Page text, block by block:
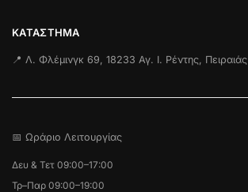
ΚΑΤΆΣΤΗΜΑ
📍 Λ. Φλέμινγκ 69, 18233 Αγ. Ι. Ρέντης, Πειραιάς
📅 Ωράριο Λειτουργίας
Δευ & Τετ 09:00–17:00
Τρ–Παρ 09:00–19:00